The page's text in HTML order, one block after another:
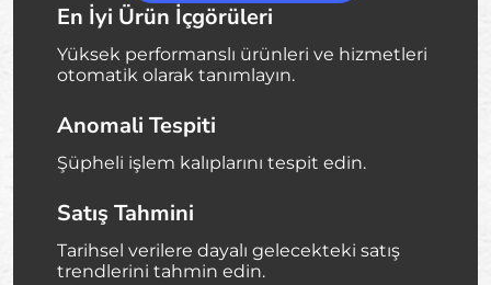
En İyi Ürün İçgörüleri
Yüksek performanslı ürünleri ve hizmetleri
otomatik olarak tanımlayın.
Anomali Tespiti
Şüpheli işlem kalıplarını tespit edin.
Satış Tahmini
Tarihsel verilere dayalı gelecekteki satış
trendlerini tahmin edin.